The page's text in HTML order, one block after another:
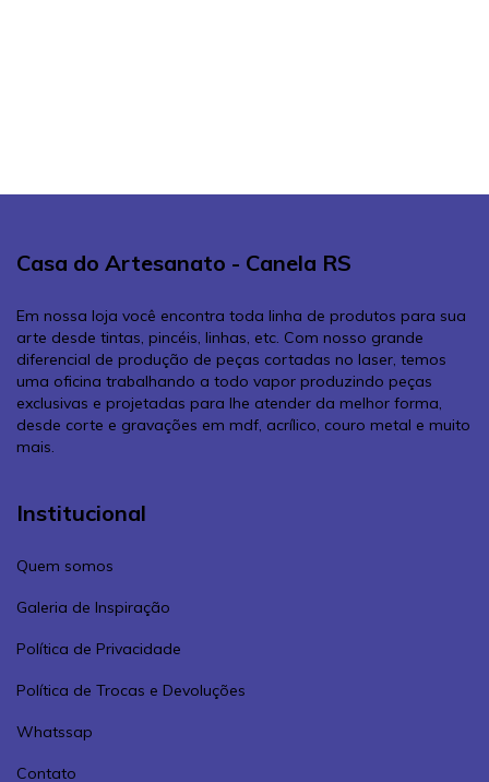
Casa do Artesanato - Canela RS
Em nossa loja você encontra toda linha de produtos para sua
arte desde tintas, pincéis, linhas, etc. Com nosso grande
diferencial de produção de peças cortadas no laser, temos
uma oficina trabalhando a todo vapor produzindo peças
exclusivas e projetadas para lhe atender da melhor forma,
desde corte e gravações em mdf, acrílico, couro metal e muito
mais.
Institucional
Quem somos
Galeria de Inspiração
Política de Privacidade
Política de Trocas e Devoluções
Whatssap
Contato